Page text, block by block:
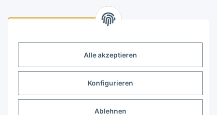
Alle akzeptieren
Konfigurieren
Ablehnen
Informationen